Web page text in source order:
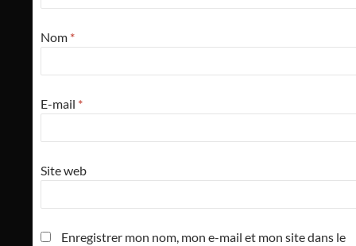
Nom *
E-mail *
Site web
Enregistrer mon nom, mon e-mail et mon site dans le